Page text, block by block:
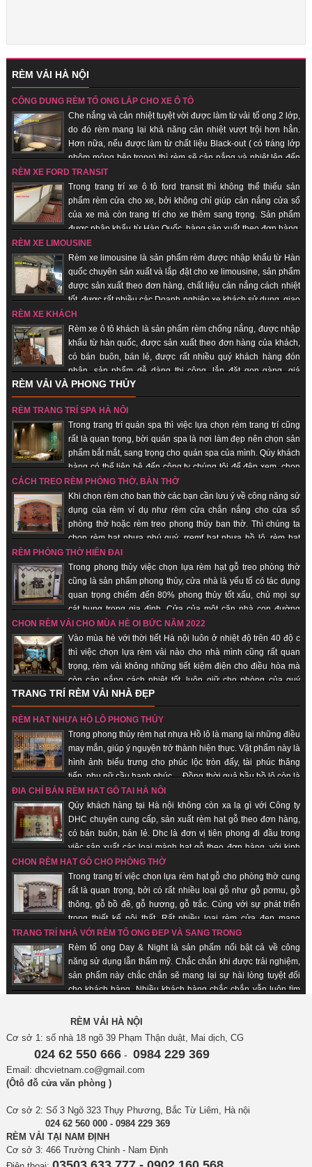
RÈM VẢI HÀ NỘI
CÔNG DỤNG RÈM TỔ ONG LẮP CHO XE Ô TÔ
Che nắng và cản nhiệt tuyệt vời được làm từ vải tổ ong 2 lớp,
do đó rèm mang lại khả năng cản nhiệt vượt trội hơn hẳn.
Hơn nữa, nếu được làm từ chất liệu Black-out ( có tráng lớp
nhôm mỏng bên trong) thì rèm sẽ cản nắng và nhiệt lên đến
100%. Hàng sản xuất theo đơn hàng, giao hàng nhanh, uy tín, chất lượng.
RÈM XE FORD TRANSIT
Trong trang trí xe ô tô ford transit thì không thể thiếu sản
phẩm rèm cửa cho xe, bởi không chỉ giúp cản nắng cửa sổ
của xe mà còn trang trí cho xe thêm sang trọng. Sản phẩm
được nhập khẩu từ Hàn Quốc, hàng sản xuất theo đơn hàng,
giao hàng nhanh, uy tín, chất lượng, giá thành rẻ.
RÈM XE LIMOUSINE
Rèm xe limousine là sản phẩm rèm được nhập khẩu từ Hàn
quốc chuyên sản xuất và lắp đặt cho xe limousine, sản phẩm
được sản xuất theo đơn hàng, chất liệu cản nắng cách nhiệt
tốt, được rất nhiều các Doanh nghiệp xe khách sử dụng, giao
hàng nhanh, uy tín, chất lượng.
RÈM XE KHÁCH
Rèm xe ô tô khách là sản phẩm rèm chống nắng, được nhập
khẩu từ hàn quốc, được sản xuất theo đơn hàng của khách,
có bán buôn, bán lẻ, được rất nhiều quý khách hàng đón
nhận, sản phẩm dễ dàng thi công, lắp đặt gọn gàng, giá
thành rẻ, giao hàng nhanh, uy tín, chất lượng.
RÈM VẢI VÀ PHONG THỦY
RÈM TRANG TRÍ SPA HÀ NỘI
Trong trang trí quán spa thì việc lựa chọn rèm trang trí cũng
rất là quan trọng, bời quán spa là nơi làm đẹp nên chọn sản
phẩm bắt mắt, sang trọng cho quán spa của mình. Qúy khách
hàng có thể liên hệ đến công ty chúng tôi để đệp xem, chọn
sản phẩm đẹp cho quán của mình, với đội ngũ nhân viên lâu năm trong
trang trí quán spa giúp quý khách hàng tiết kiệm chi phí, được sử dụng sản
phẩm đẹp, rẻ.
CÁCH TREO RÈM PHÒNG THỜ, BÀN THỜ
Khi chọn rèm cho ban thờ các bạn cần lưu ý về công năng sử
dụng của rèm ví dụ như rèm cửa chắn nắng cho cửa sổ
phòng thờ hoặc rèm treo phong thủy ban thờ. Thì chúng ta
chọn rèm hạt nhựa phú quý, rremf hạt nhựa hồ lô, rèm hạt
gỗ... những sản phẩm mang lại sự tôn nghiêm, sang trọng, may mắn, tài lộc
đến với quý khách hàng.
RÈM PHÒNG THỜ HIỆN ĐẠI
Trong phong thủy việc chọn lựa rèm hạt gỗ treo phòng thờ
cũng là sản phẩm phong thủy, cửa nhà là yếu tố có tác dụng
quan trọng chiếm đến 80% phong thủy tốt xấu, chủ mọi sự
cát hung trong gia đình. Cửa của một căn nhà con đường
thông dẫn khí từ bên ngoài vào bên trong nhà. Chính vì vậy các loại vật
dụng đi kèm, trang trí cho cửa nhà nói chung và rèm hạt gỗ phong thủy là
những vật phẩm quan trọng giúp gia chủ hút vượng khí, tài vận, đem lại may
mắn, bình an.
CHỌN RÈM VẢI CHO MÙA HÈ OI BỨC NĂM 2022
Vào mùa hè với thời tiết Hà nội luôn ở nhiệt độ trên 40 độ c
thì việc chọn lựa rèm vải nào cho nhà mình cũng rất quan
trọng, rèm vải không những tiết kiệm điện cho điều hòa mà
còn cản nắng cách nhiệt tốt, luôn giữ cho phòng của quý
khách hàng luôn mát. Khi ai đó nhìn vào chiếc rèm của của một căn hộ,
người ta sẽ đánh giá được “gu” thẩm mỹ chủ nhân, nói cách khác, rèm vải
sẽ thể hiện cá tính, con người của bạn. Không những thế, những chiếc rèm
vải phù hợp sẽ giúp cho sinh hoạt gia đình thuận tiện, giảm đi được cái
nắng gắt của mùa hè.
TRANG TRÍ RÈM VẢI NHÀ ĐẸP
RÈM HẠT NHỰA HỒ LÔ PHONG THỦY
Trong phong thủy rèm hạt nhựa Hồ lô là mang lại những điều
may mắn, giúp ý nguyện trở thành hiện thực. Vật phẩm này là
hình ảnh biểu trưng cho phúc lộc tròn đấy, tài phúc thăng
tiến, phụ nữ cầu hạnh phúc… Đồng thời quả bầu hồ lô còn là
biểu trưng cho sự hài hòa âm dương. Nhận sản xuất theo đơn hàng, giao
hàng nhanh, uy tín.
ĐỊA CHỈ BÁN RÈM HẠT GỖ TẠI HÀ NỘI
Qúy khách hàng tại Hà nội không còn xa lạ gì với Công ty
DHC chuyên cung cấp, sản xuất rèm hạt gỗ theo đơn hàng,
có bán buôn, bán lẻ. Dhc là đơn vị tiên phong đi đầu trong
việc sản xuất các loại mành hạt gỗ theo đơn hàng, với kinh
nghiệm trên 18 năm trên thị trường, được rất nhiều khách hàng chọn lựa là
đơn vị uy tín tại thị trường Hà nội, các tỉnh thành trong cả nước. Không chỉ
mang ý nghĩa truyền thống được gìn giữ từ xưa. Hơn thế nữa, nó có những
ưu điểm nổi trội mà không loại rèm cửa nào khác có được.
CHỌN RÈM HẠT GỖ CHO PHÒNG THỜ
Trong trang trí việc chọn lựa rèm hạt gỗ cho phòng thờ cung
rất là quan trọng, bởi có rất nhiều loại gỗ như gỗ pơmu, gỗ
thông, gỗ bồ đề, gỗ hương, gỗ trắc. Cùng với sự phát triển
trong thiết kế nội thất. Rất nhiều loại rèm cửa đẹp mang
phong cách hiện đại và sang trọng ra đời. Dù vậy, rèm cửa bằng gỗ hạt vẫn
luôn giữ vị trí trong lòng người tiêu dùng. Nó không chỉ mang ý nghĩa truyền
thống được gìn giữ từ xưa. Hơn thế nữa, nó có những ưu điểm nổi trội,
không loại rèm cửa nào khác có được. Nhận sản xuất theo đơn hàng, giao
hàng nhanh, uy tín.
TRANG TRÍ NHÀ VỚI RÈM TỔ ONG ĐẸP VÀ SANG TRỌNG
Rèm tổ ong Day & Night là sản phẩm nổi bật cả về công
năng sử dụng lẫn thẩm mỹ. Chắc chắn khi được trải nghiệm,
sản phẩm này chắc chắn sẽ mang lại sự hài lòng tuyệt đối
cho khách hàng. Nhiều khách hàng chắc chắn vẫn luôn tìm
mất thời gian nữa, hãy tham khảo ngay sản phẩm rèm tổ ong Day & Night
của DHC. Cùng chúng tôi tìm hiểu thêm về sản phẩm này trong bài viết dưới
RÈM VẢI HÀ NỘI
Cơ sở 1: số nhà 18 ngõ 39 Phạm Thận duật, Mai dịch, CG
024 62 550 666 - 0984 229 369
Email: dhcvietnam.co@gmail.com
(Ôtô đỗ cửa văn phòng )
Cơ sở 2: Số 3 Ngõ 323 Thụy Phương, Bắc Từ Liêm, Hà nội
024 62 560 000 - 0984 229 369
RÈM VẢI TẠI NAM ĐỊNH
Cơ sở 3: 466 Trường Chinh - Nam Định